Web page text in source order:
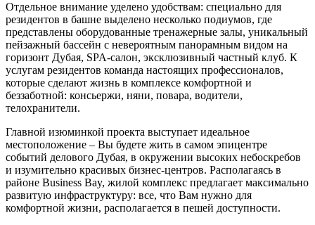
Отдельное внимание уделено удобствам: специально для
резидентов в башне выделено несколько подиумов, где
представлены оборудованные тренажерные залы, уникальный
пейзажный бассейн с невероятным панорамным видом на
горизонт Дубая, SPA-салон, эксклюзивный частный клуб. К
услугам резидентов команда настоящих профессионалов,
которые сделают жизнь в комплексе комфортной и
беззаботной: консьержи, няни, повара, водители,
телохранители.
Главной изюминкой проекта выступает идеальное
местоположение – Вы будете жить в самом эпицентре
событий делового Дубая, в окружении высоких небоскребов
и изумительно красивых бизнес-центров. Располагаясь в
районе Business Bay, жилой комплекс предлагает максимально
развитую инфраструктуру: все, что Вам нужно для
комфортной жизни, располагается в пешей доступности.